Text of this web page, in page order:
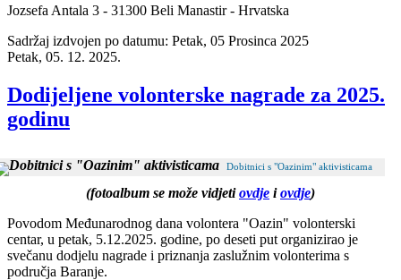
Jozsefa Antala 3 - 31300 Beli Manastir - Hrvatska
Sadržaj izdvojen po datumu: Petak, 05 Prosinca 2025
Petak, 05. 12. 2025.
Dodijeljene volonterske nagrade za 2025.
godinu
Dobitnici s "Oazinim" aktivisticama
(fotoalbum se može vidjetiovdje iovdje)
Povodom Međunarodnog dana volontera "Oazin" volonterski
centar, u petak, 5.12.2025. godine, po deseti put organizirao je
svečanu dodjelu nagrade i priznanja zaslužnim volonterima s
područja Baranje.